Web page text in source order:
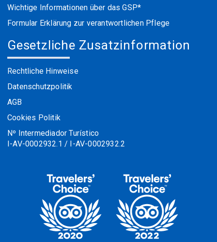
Wichtige Informationen über das GSP*
Formular Erklärung zur verantwortlichen Pflege
Gesetzliche Zusatzinformation
Rechtliche Hinweise
Datenschutzpolitik
AGB
Cookies Politik
Nº Intermediador Turístico
I-AV-0002932.1 / I-AV-0002932.2